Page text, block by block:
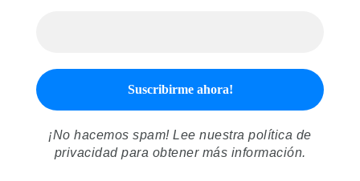
¡No hacemos spam! Lee nuestrapolítica de
privacidadpara obtener más información.